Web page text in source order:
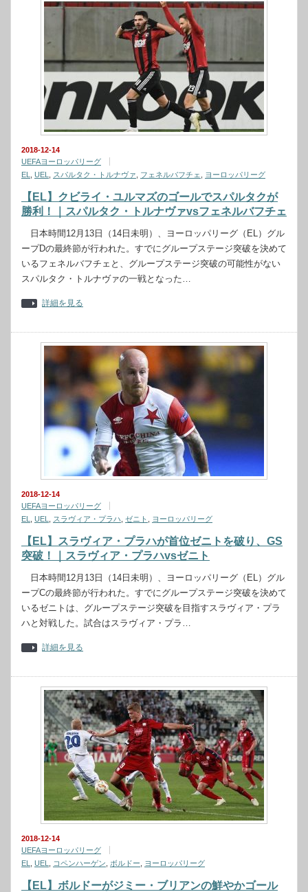
2018-12-14
UEFAヨーロッパリーグ
EL
UEL スパルタク・トルナヴァ フェネルバフチェ ヨーロッパリーグ
【EL】クビライ・ユルマズのゴールでスパルタクが
勝利！｜スパルタク・トルナヴァvsフェネルバフチェ
日本時間12月13日（14日未明）、ヨーロッパリーグ（EL）グル
ープDの最終節が行われた。すでにグループステージ突破を決めて
いるフェネルバフチェと、グループステージ突破の可能性がない
スパルタク・トルナヴァの一戦となった…
詳細を見る
2018-12-14
UEFAヨーロッパリーグ
EL
UEL スラヴィア・プラハ ゼニト ヨーロッパリーグ
【EL】スラヴィア・プラハが首位ゼニトを破り、GS
突破！｜スラヴィア・プラハvsゼニト
日本時間12月13日（14日未明）、ヨーロッパリーグ（EL）グル
ープCの最終節が行われた。すでにグループステージ突破を決めて
いるゼニトは、グループステージ突破を目指すスラヴィア・プラ
ハと対戦した。試合はスラヴィア・プラ…
詳細を見る
2018-12-14
UEFAヨーロッパリーグ
EL
UEL コペンハーゲン ボルドー ヨーロッパリーグ
【EL】ボルドーがジミー・ブリアンの鮮やかゴール